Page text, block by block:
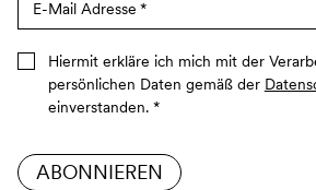
E-Mail Adresse *
Hiermit erkläre ich mich mit der
persönlichen Daten gemäß der
einverstanden. *
ABONNIEREN